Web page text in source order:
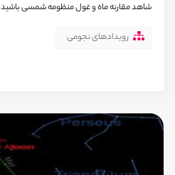
شاهد مقارنه ماه و غول منظومه شمسی باشید
رویدادهای نجومی